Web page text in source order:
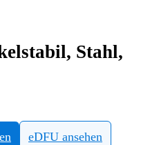
Stahl,
eDFU ansehen